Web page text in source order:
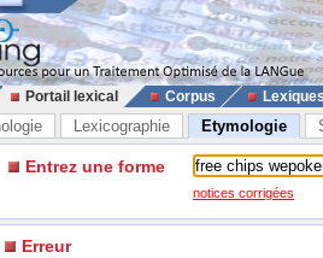
Portail lexical Corpus
Lexicographie Etymologie
Entrez une forme
notices corrigées
Erreur